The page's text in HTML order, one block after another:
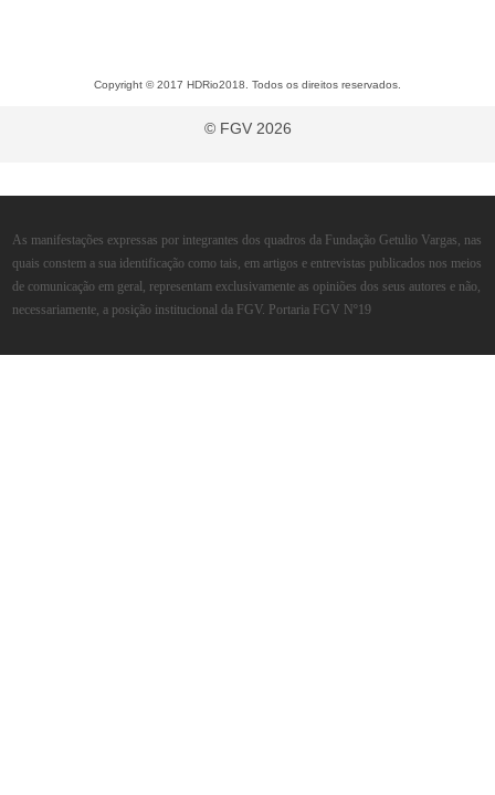
Copyright © 2017 HDRio2018. Todos os direitos reservados.
© FGV 2026
As manifestações expressas por integrantes dos quadros da Fundação Getulio Vargas, nas
quais constem a sua identificação como tais, em artigos e entrevistas publicados nos meios
de comunicação em geral, representam exclusivamente as opiniões dos seus autores e não,
necessariamente, a posição institucional da FGV. Portaria FGV Nº19